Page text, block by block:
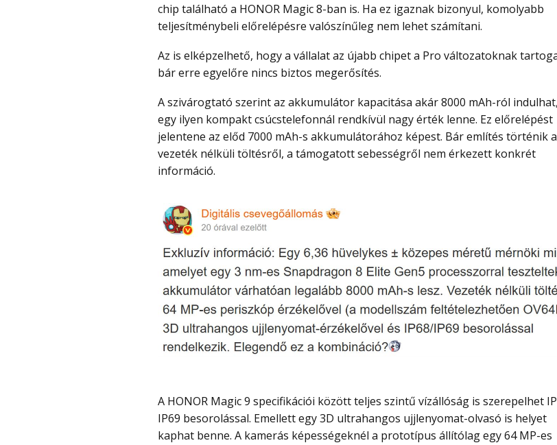
chip található a HONOR Magic 8-ban is. Ha ez igaznak bizonyul, komolyabb
teljesítménybeli előrelépésre valószínűleg nem lehet számítani.
Az is elképzelhető, hogy a vállalat az újabb chipet a Pro változatoknak tartogatja,
bár erre egyelőre nincs biztos megerősítés.
A szivárogtató szerint az akkumulátor kapacitása akár 8000 mAh-ról indulhat, ami
egy ilyen kompakt csúcstelefonnál rendkívül nagy érték lenne. Ez előrelépést
jelentene az előd 7000 mAh-s akkumulátorához képest. Bár említés történik a
vezeték nélküli töltésről, a támogatott sebességről nem érkezett konkrét
információ.
A HONOR Magic 9 specifikációi között teljes szintű vízállóság is szerepelhet IP68,
IP69 besorolással. Emellett egy 3D ultrahangos ujjlenyomat-olvasó is helyet
kaphat benne. A kamerás képességeknél a prototípus állítólag egy 64 MP-es